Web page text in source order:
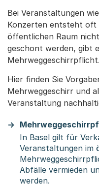
Bei Veranstaltungen
Konzerten entsteht oft
öffentlichen Raum
geschont werden, gibt
Mehrweggeschirrpflicht.
Hier finden Sie
Mehrweggeschirr und
Veranstaltung
In Basel gilt für
Veranstaltungen im
Abfälle vermieden
werden.